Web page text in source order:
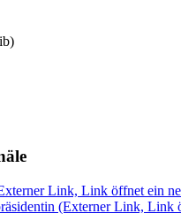
Link, Link öffnet ein
(Externer Link, Link